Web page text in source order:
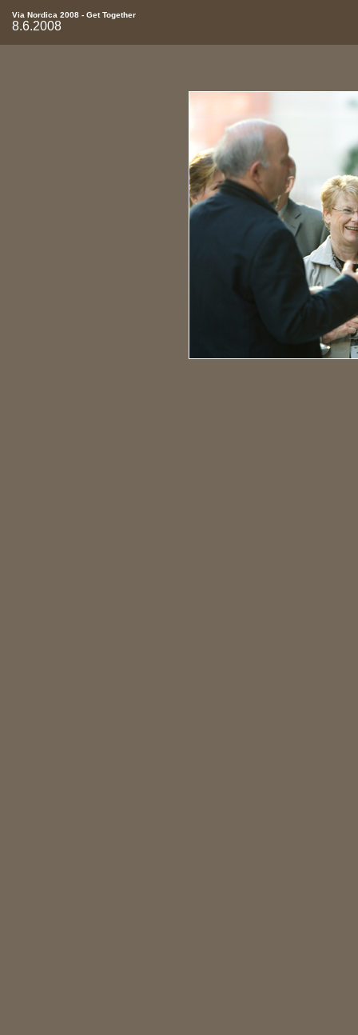
Via Nordica 2008 - Get Together
8.6.2008